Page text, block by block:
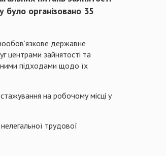
було організовано 35
державне
центрами зайнятості та
підходами щодо їх
на робочому місці у
трудової